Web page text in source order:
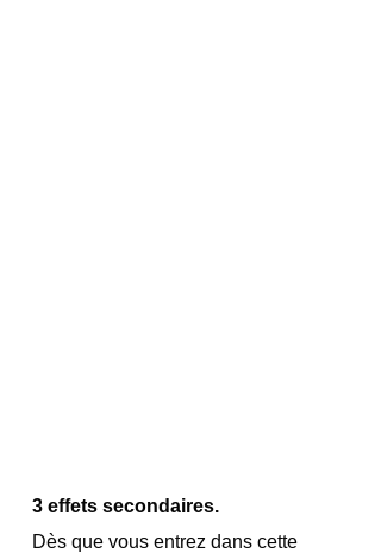
3 effets secondaires.
Dès que vous entrez dans cette